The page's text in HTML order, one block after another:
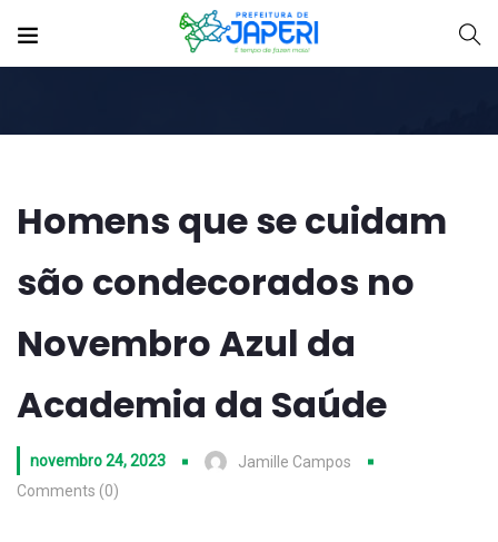
Homens que se cuidam
são condecorados no
Novembro Azul da
Academia da Saúde
novembro 24, 2023
Jamille Campos
Comments (0)